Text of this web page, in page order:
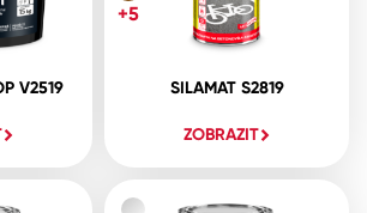
V2519 SILAMAT S2819
ZOBRAZIT
+5